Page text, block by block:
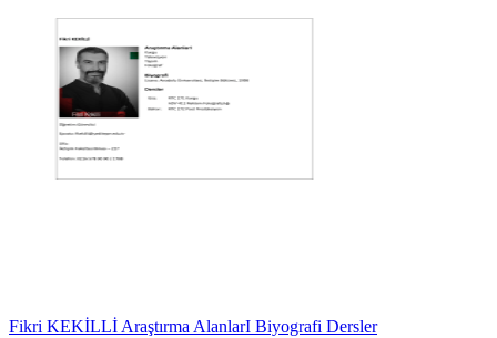
Fikri KEKİLLİ Araştırma AlanlarI Biyografi Dersler